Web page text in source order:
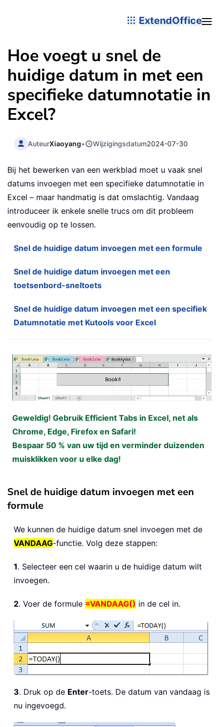
ExtendOffice
Hoe voegt u snel de
huidige datum in met een
specifieke datumnotatie in
Excel?
AuteurXiaoyang• Wijzigingsdatum2024-07-30
Bij het bewerken van een werkblad moet u vaak snel
datums invoegen met een specifieke datumnotatie in
Excel – maar handmatig is dat omslachtig. Vandaag
introduceer ik enkele snelle trucs om dit probleem
eenvoudig op te lossen.
Snel de huidige datum invoegen met een formule
Snel de huidige datum invoegen met een
toetsenbord-sneltoets
Snel de huidige datum invoegen met een specifiek
Datumnotatie met Kutools voor Excel
Geweldig! Gebruik Efficient Tabs in Excel, net als
Chrome, Edge, Firefox en Safari!
Bespaar 50 % van uw tijd en verminder duizenden
muisklikken voor u elke dag!
Snel de huidige datum invoegen met een
formule
We kunnen de huidige datum snel invoegen met de
VANDAAG-functie. Volg deze stappen:
1. Selecteer een cel waarin u de huidige datum wilt
invoegen.
2. Voer de formule =VANDAAG() in de cel in.
3. Druk op de Enter-toets. De datum van vandaag is
nu ingevoegd.